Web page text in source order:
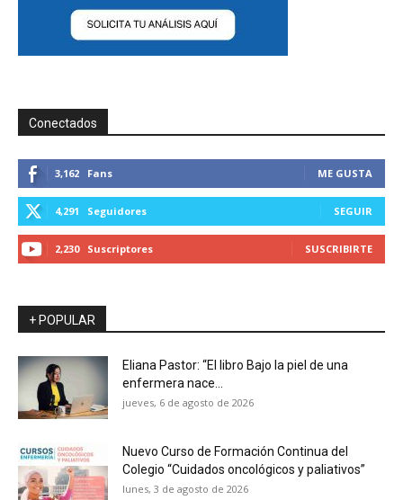
Conectados
3,162 Fans ME GUSTA
4,291 Seguidores SEGUIR
2,230 Suscriptores SUSCRIBIRTE
+ POPULAR
Eliana Pastor: “El libro Bajo la piel de una
enfermera nace...
jueves, 6 de agosto de 2026
Nuevo Curso de Formación Continua del
Colegio “Cuidados oncológicos y paliativos”
lunes, 3 de agosto de 2026